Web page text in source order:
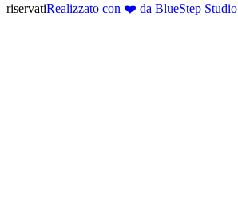
riservatiRealizzato con ❤️ da BlueStep Studio